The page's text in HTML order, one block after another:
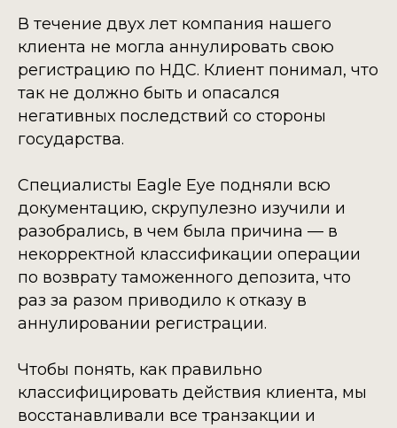
В течение двух лет компания нашего
клиента не могла аннулировать свою
регистрацию по НДС. Клиент понимал, что
так не должно быть и опасался
негативных последствий со стороны
государства.
Специалисты Eagle Eye подняли всю
документацию, скрупулезно изучили и
разобрались, в чем была причина — в
некорректной классификации операции
по возврату таможенного депозита, что
раз за разом приводило к отказу в
аннулировании регистрации.
Чтобы понять, как правильно
классифицировать действия клиента, мы
восстанавливали все транзакции и